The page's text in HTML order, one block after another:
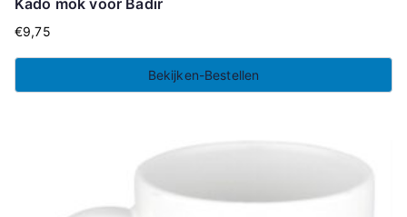
Kado mok voor Badir
€9,75
Bekijken-Bestellen